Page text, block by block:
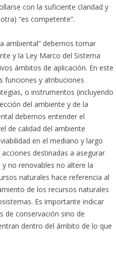
con la suficiente claridad y
“es competente”.
ambiental” debemos tomar
y la Ley Marco del Sistema
ámbitos de aplicación. En este
funciones y atribuciones
o instrumentos (incluyendo
del ambiente y de la
debemos entender el
de calidad del ambiente
en el mediano y largo
destinadas a asegurar
no renovables no altere la
naturales hace referencia al
de los recursos naturales
Es importante indicar
de conservación sino de
dentro del ámbito de lo que